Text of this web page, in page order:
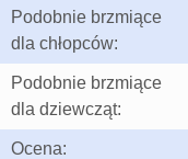
Podobnie brzmiące
dla chłopców:
Podobnie brzmiące
dla dziewcząt:
Ocena: